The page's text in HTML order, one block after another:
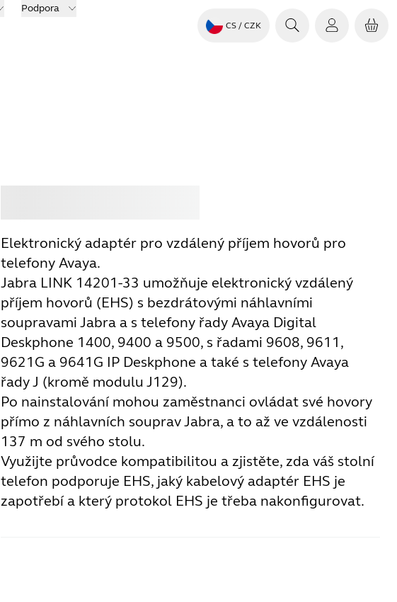
Podpora
CS / CZK
Elektronický adaptér pro vzdálený příjem hovorů pro
telefony Avaya.
Jabra LINK 14201-33 umožňuje elektronický vzdálený
příjem hovorů (EHS) s bezdrátovými náhlavními
soupravami Jabra a s telefony řady Avaya Digital
Deskphone 1400, 9400 a 9500, s řadami 9608, 9611,
9621G a 9641G IP Deskphone a také s telefony Avaya
řady J (kromě modulu J129).
Po nainstalování mohou zaměstnanci ovládat své hovory
přímo z náhlavních souprav Jabra, a to až ve vzdálenosti
137 m od svého stolu.
Využijte průvodce kompatibilitou a zjistěte, zda váš stolní
telefon podporuje EHS, jaký kabelový adaptér EHS je
zapotřebí a který protokol EHS je třeba nakonfigurovat.